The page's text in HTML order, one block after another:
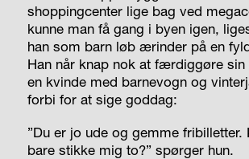
shoppingcenter lige bag ved
kunne man få gang i byen igen,
han som barn løb ærinder på en
Han når knap nok at færdiggøre
en kvinde med barnevogn og
forbi for at sige goddag:
”Du er jo ude og gemme fribilletter.
bare stikke mig to?” spørger hun.